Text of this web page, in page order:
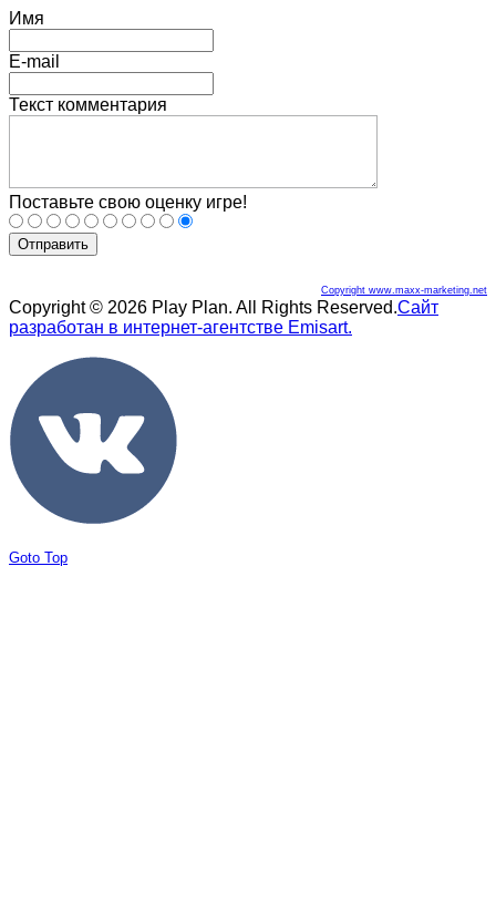
Имя
E-mail
Текст комментария
Поставьте свою оценку игре!
Отправить
Copyright www.maxx-marketing.net
Copyright © 2026 Play Plan. All Rights Reserved.Сайт
разработан в интернет-агентстве Emisart.
Goto Top